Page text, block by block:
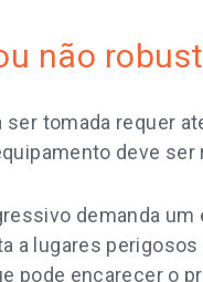
não
ser tomada requer
deve ser
demanda
a lugares
pode encarecer o